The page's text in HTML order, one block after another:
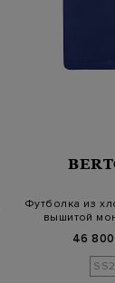
Футболка из
вышитой
46